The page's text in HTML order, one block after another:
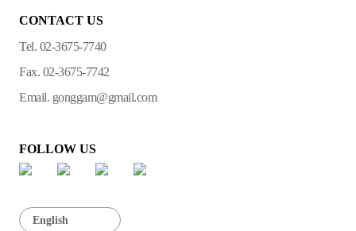
CONTACT US
Tel. 02-3675-7740
Fax. 02-3675-7742
Email. gonggam@gmail.com
FOLLOW US
English